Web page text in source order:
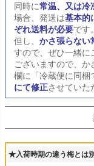
同時に常温、又は冷
場合、発送は基本的
ぞれ送料が必要です。
但し、 かさ張らない
すので、ぜひ一緒に
ございますので、
欄に「冷蔵便に同梱
にて修正させていた
★入荷時期の違う梅とは